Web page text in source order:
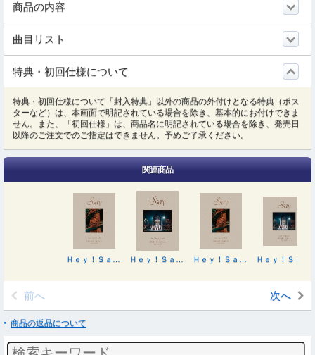
商品の内容
曲目リスト
特典・初回仕様について
特典・初回仕様について「封入特典」以外の商品の外付けとなる特典（ポス
ターなど）は、本画面で明記されている場合を除き、基本的にお付けできま
せん。また、「初回仕様」は、商品名に明記されている場合を除き、発売日
以降のご注文でのご指定はできません。予めご了承ください。
関連商品
前へ 次へ
商品の返品について